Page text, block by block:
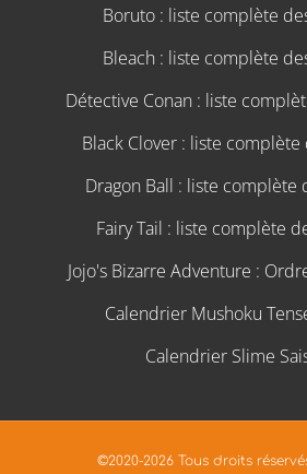
Boruto : liste complète
Bleach : liste complète
Détective Conan : liste
Black Clover : liste
Dragon Ball : liste complète
Fairy Tail : liste complète
Jojo's Bizarre Adventure :
Calendrier Mushoku
Calendrier Slime
©2020-2026 Tous droits